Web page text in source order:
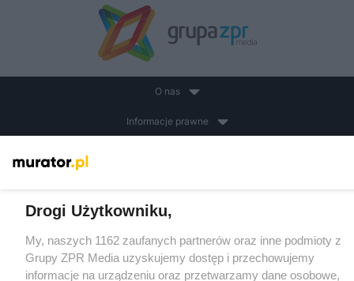
O nas
Informacje prawne
Drogi Użytkowniku,
My, naszych 1162 zaufanych partnerów oraz inne podmioty z
Grupy ZPR Media uzyskujemy dostęp i przechowujemy
informacje na urządzeniu oraz przetwarzamy dane osobowe,